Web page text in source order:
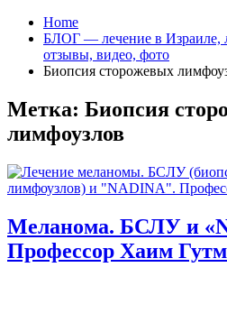
Home
БЛОГ — лечение в Израиле,
отзывы, видео, фото
Биопсия сторожевых
Метка: Биопсия
лимфоузлов
Меланома. БСЛУ и
Профессор Хаим